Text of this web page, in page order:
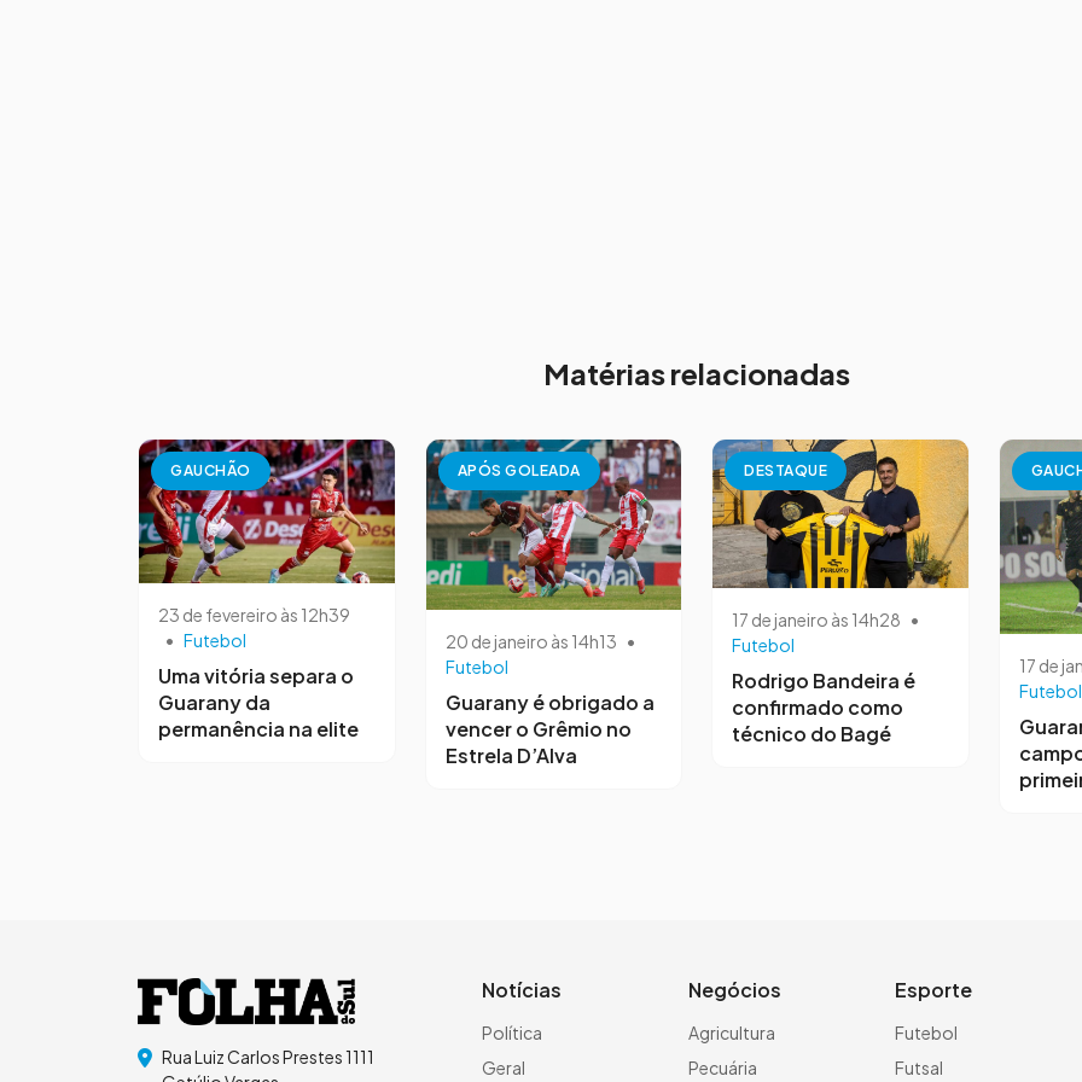
Matérias relacionadas
GAUCHÃO
23 de fevereiro às 12h39
• Futebol
Uma vitória separa o
Guarany da
permanência na elite
APÓS GOLEADA
20 de janeiro às 14h13 •
Futebol
Guarany é obrigado a
vencer o Grêmio no
Estrela D’Alva
DESTAQUE
17 de janeiro às 14h28 •
Futebol
Rodrigo Bandeira é
confirmado como
técnico do Bagé
17 de
Futebol
Rua Luiz Carlos Prestes 1111
Notícias
Política
Geral
Negócios
Agricultura
Pecuária
Esporte
Futebol
Futsal